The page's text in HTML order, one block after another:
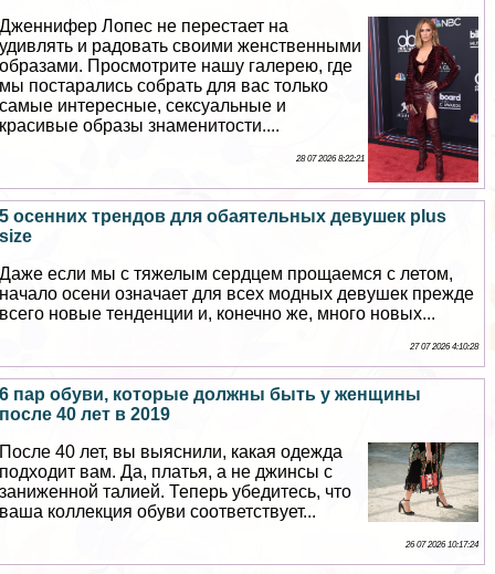
Дженнифер Лопес не перестает на
удивлять и радовать своими женственными
образами. Просмотрите нашу галерею, где
мы постарались собрать для вас только
самые интересные, ceкcуальные и
красивые образы знаменитости....
28 07 2026 8:22:21
5 осенних трендов для обаятельных дeвyшек plus
size
Даже если мы с тяжелым сердцем прощаемся с летом,
начало осени означает для всех модных дeвyшек прежде
всего новые тенденции и, конечно же, много новых...
27 07 2026 4:10:28
6 пар обуви, которые должны быть у женщины
после 40 лет в 2019
После 40 лет, вы выяснили, какая одежда
подходит вам. Да, платья, а не джинсы с
заниженной талией. Теперь убедитесь, что
ваша коллекция обуви соответствует...
26 07 2026 10:17:24